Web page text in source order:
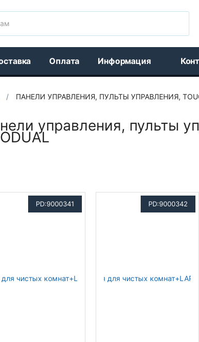
Оплата Информация
/ ПАНЕЛИ УПРАВЛЕНИЯ, ПУЛЬТЫ УПРАВЛЕНИЯ,
управления, пульты
PD:9000341 PD:9000342